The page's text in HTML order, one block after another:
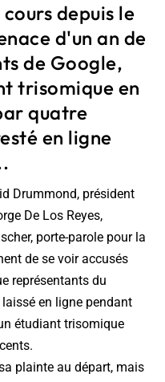
depuis le
d'un an de
de Google,
trisomique en
quatre
en ligne
Drummond, président
De Los Reyes,
porte-parole pour la
de se voir accusés
représentants du
en ligne pendant
étudiant trisomique
plainte au départ, mais